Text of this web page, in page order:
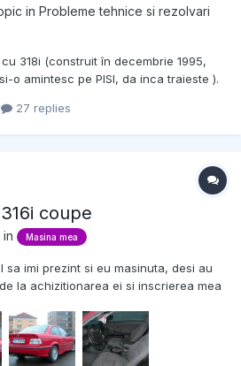
in Probleme tehnice si rezolvari
318i (construit în decembrie 1995,
o amintesc pe PISI, da inca traieste ).
probleme acolo. Apoi cand incep
doar o u...
27 replies
coupe
Masina mea
sa imi prezint si eu masinuta, desi au
la achizitionarea ei si inscrierea mea
se intampla prin aprilie 2008, a
sa imi iau si eu un...